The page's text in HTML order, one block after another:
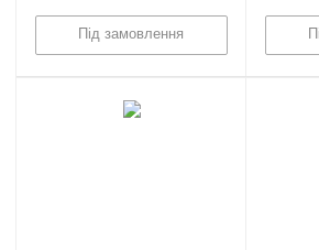
Під замовлення